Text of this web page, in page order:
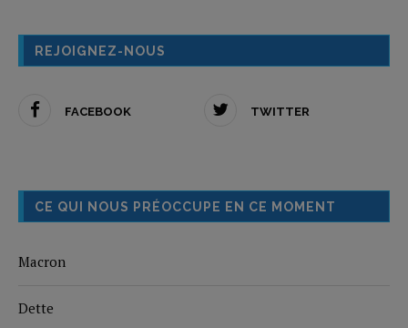
REJOIGNEZ-NOUS
FACEBOOK TWITTER
CE QUI NOUS PRÉOCCUPE EN CE MOMENT
Macron
Dette